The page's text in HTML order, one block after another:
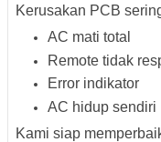
Kerusakan PCB
AC mati total
Remote tidak
Error indikator
AC hidup sendiri
Kami siap